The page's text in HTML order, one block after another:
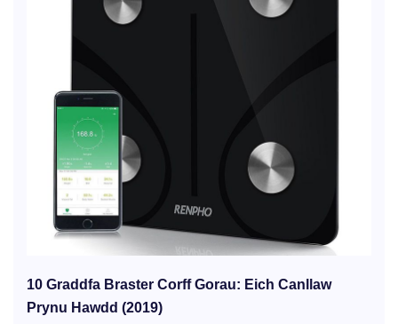
10 Graddfa Braster Corff Gorau: Eich Canllaw
Prynu Hawdd (2019)